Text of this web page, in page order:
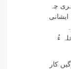
چہ
ایشانی
ءُ
کار